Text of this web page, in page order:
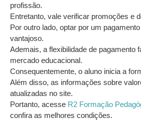
profissão.
Entretanto, vale verificar promoções e
Por outro lado, optar por um
vantajoso.
Ademais, a flexibilidade de pagamento
mercado educacional.
Consequentemente, o aluno inicia a
Além disso, as informações sobre
atualizadas no site.
Portanto, acesse R2 Formação
confira as melhores condições.